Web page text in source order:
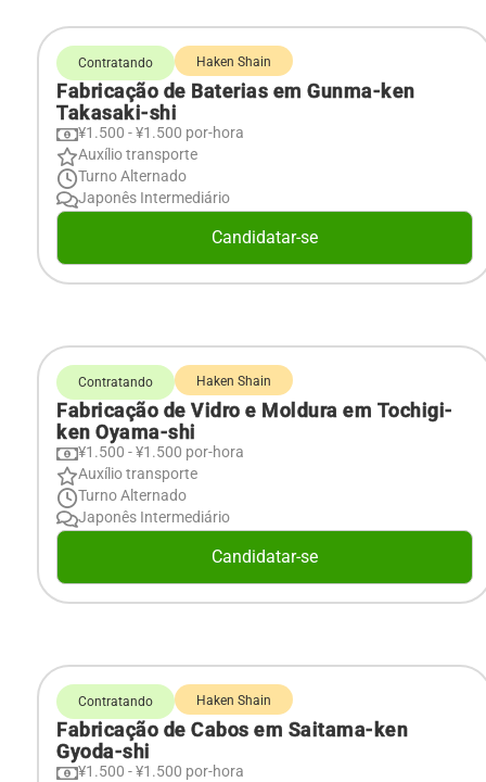
Contratando Haken Shain
Fabricação de Baterias em Gunma-ken
Takasaki-shi
¥1.500 - ¥1.500 por-hora
Auxílio transporte
Turno Alternado
Japonês Intermediário
Candidatar-se
Contratando Haken Shain
Fabricação de Vidro e Moldura em Tochigi-
ken Oyama-shi
¥1.500 - ¥1.500 por-hora
Auxílio transporte
Turno Alternado
Japonês Intermediário
Candidatar-se
Contratando Haken Shain
Fabricação de Cabos em Saitama-ken
Gyoda-shi
¥1.500 - ¥1.500 por-hora